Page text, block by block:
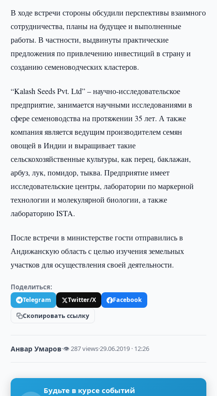
В ходе встречи стороны обсудили перспективы взаимного
сотрудничества, планы на будущее и выполненные
работы. В частности, выдвинуты практические
предложения по привлечению инвестиций в страну и
созданию семеноводческих кластеров.
“Kalash Seeds Pvt. Ltd” – научно-исследовательское
предприятие, занимается научными исследованиями в
сфере семеноводства на протяжении 35 лет. А также
компания является ведущим производителем семян
овощей в Индии и выращивает такие
сельскохозяйственные культуры, как перец, баклажан,
арбуз, лук, помидор, тыква. Предприятие имеет
исследовательские центры, лаборатории по маркерной
технологии и молекулярной биологии, а также
лабораторию ISTA.
После встречи в министерстве гости отправились в
Андижанскую область с целью изучения земельных
участков для осуществления своей деятельности.
Поделиться:
Telegram Twitter/X
Facebook
Скопировать ссылку
Анвар Умаров·👁 287 views·29.06.2019 · 12:26
Будьте в курсе событий